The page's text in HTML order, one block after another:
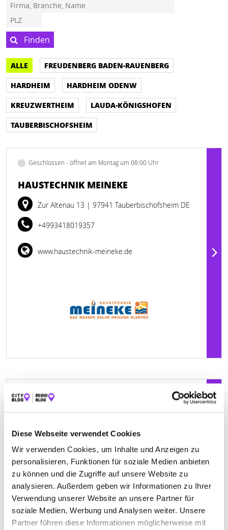
Diese Webseite verwendet Cookies
Wir verwenden Cookies, um Inhalte und Anzeigen zu
personalisieren, Funktionen für soziale Medien anbieten
zu können und die Zugriffe auf unsere Website zu
analysieren. Außerdem geben wir Informationen zu Ihrer
Verwendung unserer Website an unsere Partner für
soziale Medien, Werbung und Analysen weiter. Unsere
Partner führen diese Informationen möglicherweise mit
Finden
ALLE
FREUDENBERG BADEN-RAUENBERG
HARDHEIM
HARDHEIM ODENW
KREUZWERTHEIM
LAUDA-KÖNIGSHOFEN
TAUBERBISCHOFSHEIM
Geschlossen - öffnet am Montag um 08:00 Uhr
HAUSTECHNIK MEINEKE
Zur Altenau 13 | 97941 Tauberbischofsheim DE
+4993418019357
www.haustechnik-meineke.de
Jetzt geöffnet
VOLLHARDT & WEIS GMBH
Eidelsgasse 26 Büro und Lager| 97896 Freudenberg
Baden-Rauenberg DE
+4993771476
www.vollhardt-weis.de